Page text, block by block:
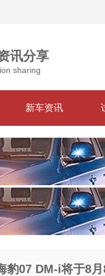
讯分享
sharing
新车资讯
豹07 DM-i将于8